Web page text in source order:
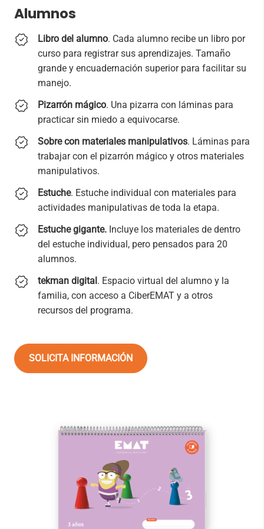
Alumnos
Libro del alumno. Cada alumno recibe un libro por
curso para registrar sus aprendizajes. Tamaño
grande y encuadernación superior para facilitar su
manejo.
Pizarrón mágico. Una pizarra con láminas para
practicar sin miedo a equivocarse.
Sobre con materiales manipulativos. Láminas para
trabajar con el pizarrón mágico y otros materiales
manipulativos.
Estuche. Estuche individual con materiales para
actividades manipulativas de toda la etapa.
Estuche gigante. Incluye los materiales de dentro
del estuche individual, pero pensados para 20
alumnos.
tekman digital. Espacio virtual del alumno y la
familia, con acceso a CiberEMAT y a otros
recursos del programa.
SOLICITA INFORMACIÓN